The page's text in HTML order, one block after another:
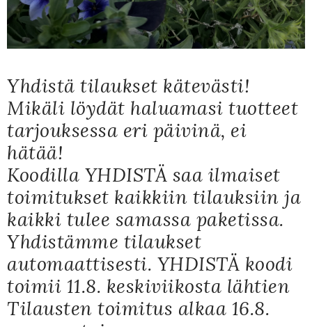
Yhdistä tilaukset kätevästi!
Mikäli löydät haluamasi tuotteet
tarjouksessa eri päivinä, ei
hätää!
Koodilla YHDISTÄ saa ilmaiset
toimitukset kaikkiin tilauksiin ja
kaikki tulee samassa paketissa.
Yhdistämme tilaukset
automaattisesti. YHDISTÄ koodi
toimii 11.8. keskiviikosta lähtien
Tilausten toimitus alkaa 16.8.